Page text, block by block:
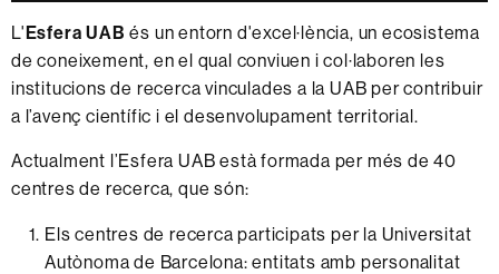
L'Esfera UAB és un entorn d'excel·lència, un ecosistema
de coneixement, en el qual conviuen i col·laboren les
institucions de recerca vinculades a la UAB per contribuir
a l’avenç científic i el desenvolupament territorial.
Actualment l’Esfera UAB està formada per més de 40
centres de recerca, que són:
Els centres de recerca participats per la Universitat
Autònoma de Barcelona: entitats amb personalitat